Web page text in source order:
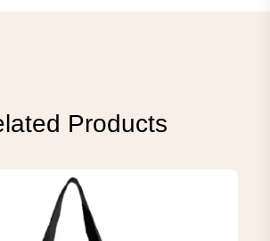
Products